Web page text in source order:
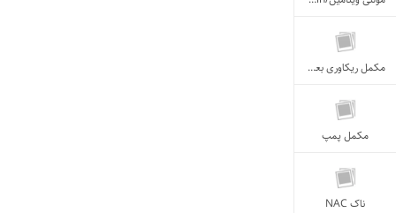
مکمل ریکاوری بعدازتمرین
مکمل پمپ
ناک NAC